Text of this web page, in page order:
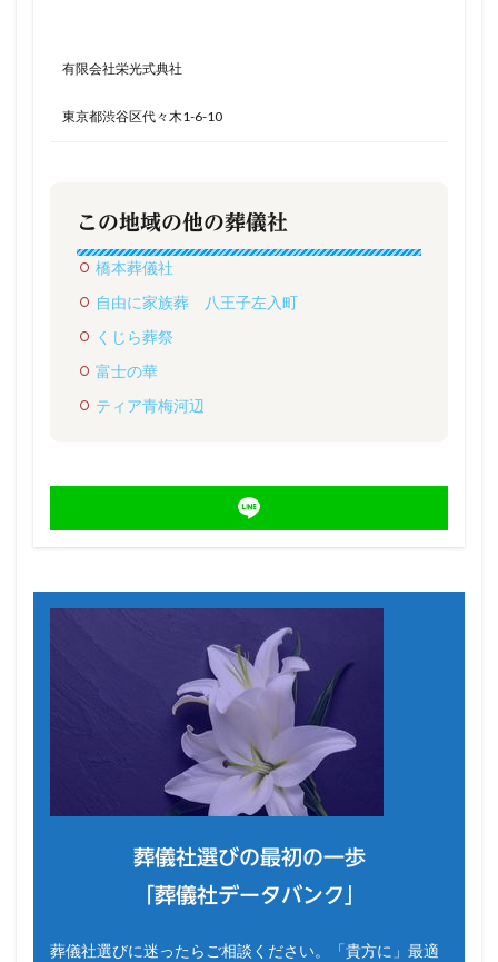
有限会社栄光式典社
東京都渋谷区代々木1-6-10
この地域の他の葬儀社
橋本葬儀社
自由に家族葬 八王子左入町
くじら葬祭
富士の華
ティア青梅河辺
葬儀社選びの最初の一歩
「葬儀社データバンク」
葬儀社選びに迷ったらご相談ください。「貴方に」最適